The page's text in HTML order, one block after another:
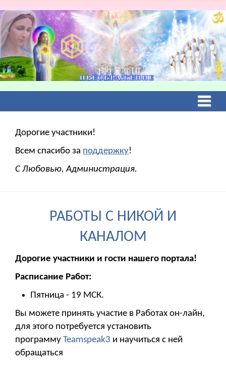
Дорогие участники!
Всем спасибо за поддержку!
С Любовью, Администрация.
РАБОТЫ С НИКОЙ И
КАНАЛОМ
Дорогие участники и гости нашего портала!
Расписание Работ:
Пятница - 19 МСК.
Вы можете принять участие в Работах он-лайн,
для этого потребуется установить
программу Teamspeak3 и научиться с ней
обращаться